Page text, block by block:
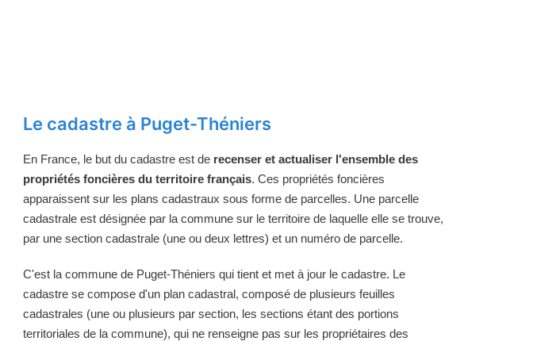
Le cadastre à Puget-Théniers
En France, le but du cadastre est de recenser et actualiser l'ensemble des
propriétés foncières du territoire français. Ces propriétés foncières
apparaissent sur les plans cadastraux sous forme de parcelles. Une parcelle
cadastrale est désignée par la commune sur le territoire de laquelle elle se trouve,
par une section cadastrale (une ou deux lettres) et un numéro de parcelle.
C'est la commune de Puget-Théniers qui tient et met à jour le cadastre. Le
cadastre se compose d'un plan cadastral, composé de plusieurs feuilles
cadastrales (une ou plusieurs par section, les sections étant des portions
territoriales de la commune), qui ne renseigne pas sur les propriétaires des